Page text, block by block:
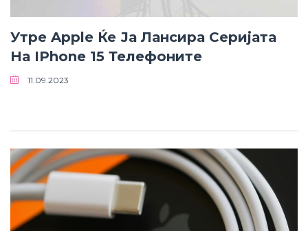
Утре Apple Ќе Ја Лансира Серијата
На IPhone 15 Телефоните
11.09.2023